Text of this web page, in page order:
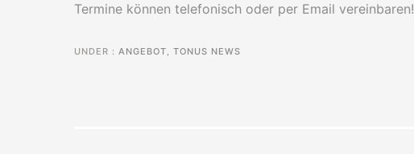
Termine können telefonisch oder per Email vereinbaren!
UNDER : ANGEBOT, TONUS NEWS